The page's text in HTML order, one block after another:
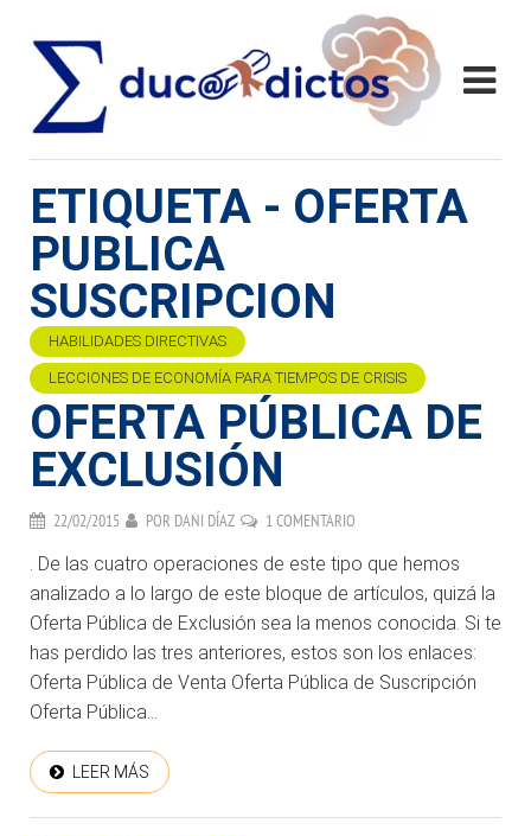
ETIQUETA - OFERTA
PUBLICA
SUSCRIPCION
HABILIDADES DIRECTIVAS
LECCIONES DE ECONOMÍA PARA TIEMPOS DE CRISIS
OFERTA PÚBLICA DE
EXCLUSIÓN
22/02/2015 POR DANI DÍAZ 1 COMENTARIO
. De las cuatro operaciones de este tipo que hemos
analizado a lo largo de este bloque de artículos, quizá la
Oferta Pública de Exclusión sea la menos conocida. Si te
has perdido las tres anteriores, estos son los enlaces:
Oferta Pública de Venta Oferta Pública de Suscripción
Oferta Pública...
LEER MÁS